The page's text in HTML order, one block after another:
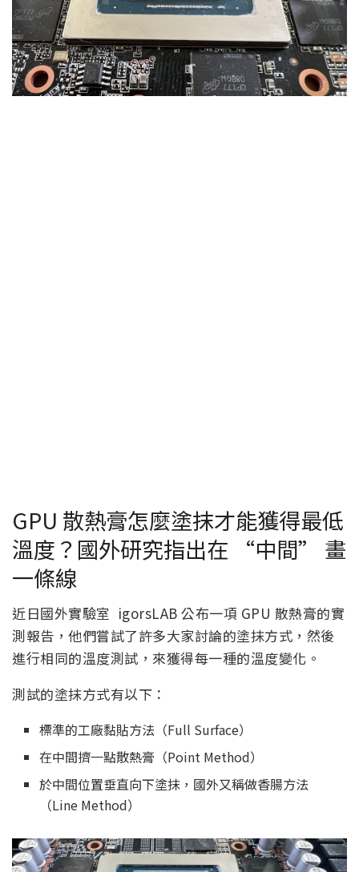
GPU 散熱膏怎麼塗抹才能獲得最低
溫度？國外研究指出在 “中間” 畫
一條線
近日國外實驗室 igorsLAB 公布一項 GPU 散熱膏的實
測報告，他們嘗試了許多大家討論的塗抹方式，然後
進行相同的溫度測試，來獲得每一種的溫度變化。
測試的塗抹方式有以下：
標準的工廠黏貼方法（Full Surface）
在中間擠一點散熱膏（Point Method）
於中間位置垂直向下塗抹，國外又稱做香腸方法
（Line Method）